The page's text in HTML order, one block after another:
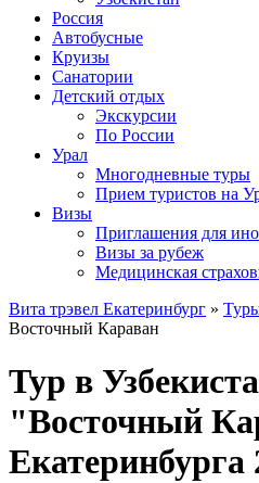
Россия
Автобусные
Круизы
Санатории
Детский отдых
Экскурсии
По России
Урал
Многодневные туры
Прием туристов на
Визы
Приглашения для
Визы за рубеж
Медицинская
Вита трэвел Екатеринбург »
Восточный Караван
Тур в
"Восточный
Екатеринбурга